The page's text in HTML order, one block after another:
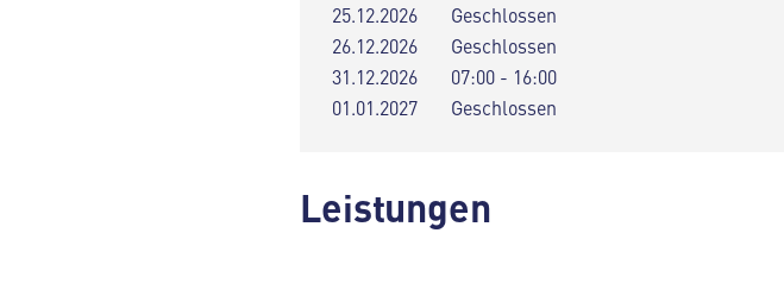
25.12.2026
Geschlossen
26.12.2026
Geschlossen
31.12.2026
07:00 - 16:00
01.01.2027
Geschlossen
Leistungen